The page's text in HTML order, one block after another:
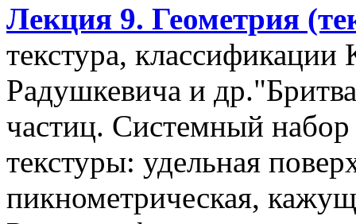
Лекция 9. Геометрия
текстура,
Радушкевича и
частиц. Системный
текстуры: удельная
пикнометрическая,